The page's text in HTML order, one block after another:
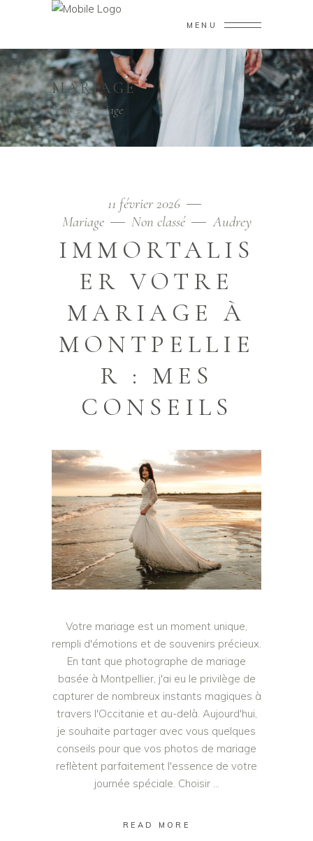
MENU
MARIAGE
Home/Mariage
11 février 2026
Mariage
Non classé Audrey
IMMORTALIS
ER VOTRE
MARIAGE À
MONTPELLIE
R : MES
CONSEILS
Votre mariage est un moment unique,
rempli d'émotions et de souvenirs précieux.
En tant que photographe de mariage
basée à Montpellier, j'ai eu le privilège de
capturer de nombreux instants magiques à
travers l'Occitanie et au-delà. Aujourd'hui,
je souhaite partager avec vous quelques
conseils pour que vos photos de mariage
reflètent parfaitement l'essence de votre
journée spéciale. Choisir
READ MORE